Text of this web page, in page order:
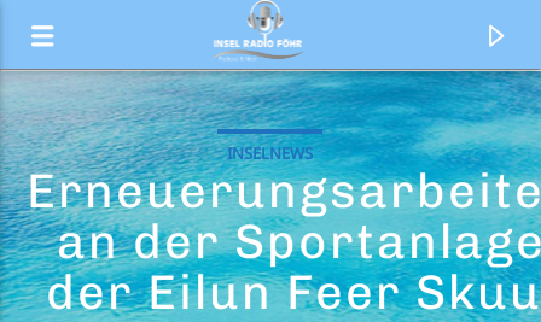
INSELNEWS
an der
der Eilun Feer